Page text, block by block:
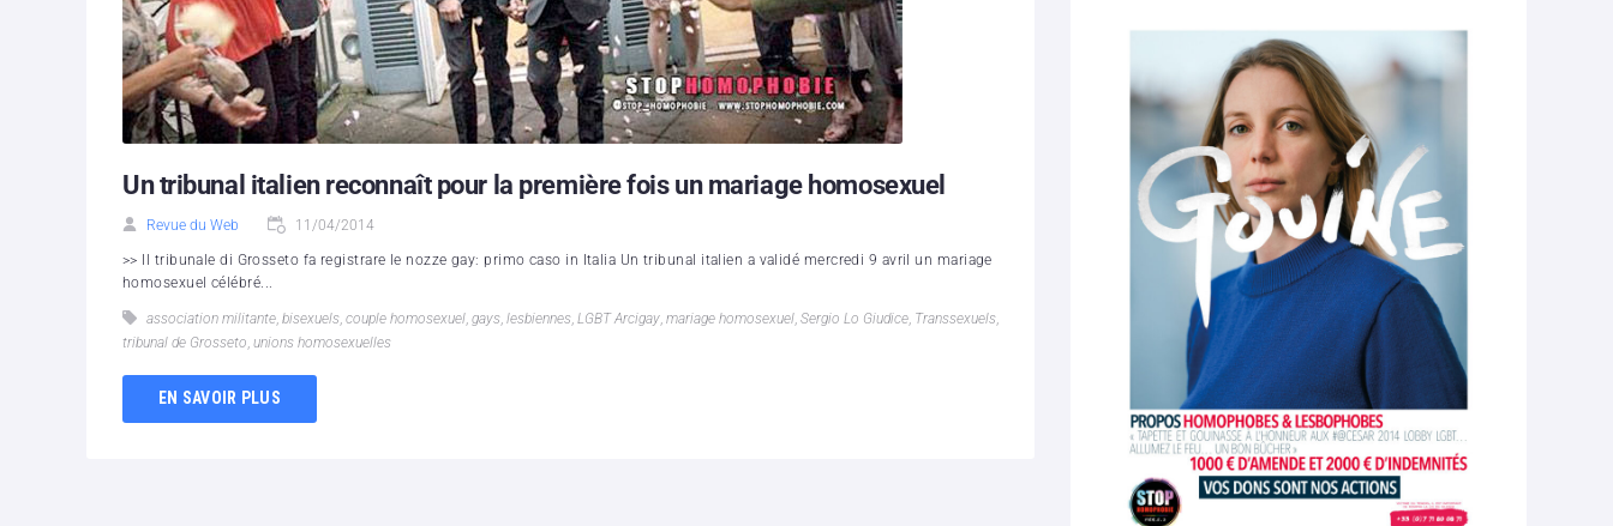
Un tribunal italien reconnaît pour la première fois un mariage homosexuel
Revue du Web 11/04/2014
>> Il tribunale di Grosseto fa registrare le nozze gay: primo caso in Italia Un tribunal italien a validé mercredi 9 avril un mariage
homosexuel célébré...
association militante, bisexuels, couple homosexuel, gays, lesbiennes, LGBT Arcigay, mariage homosexuel, Sergio Lo Giudice, Transsexuels,
tribunal de Grosseto, unions homosexuelles
EN SAVOIR PLUS